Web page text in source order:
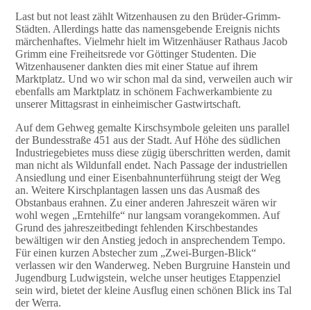
Last but not least zählt Witzenhausen zu den Brüder-Grimm-
Städten. Allerdings hatte das namensgebende Ereignis nichts
märchenhaftes. Vielmehr hielt im Witzenhäuser Rathaus Jacob
Grimm eine Freiheitsrede vor Göttinger Studenten. Die
Witzenhausener dankten dies mit einer Statue auf ihrem
Marktplatz. Und wo wir schon mal da sind, verweilen auch wir
ebenfalls am Marktplatz in schönem Fachwerkambiente zu
unserer Mittagsrast in einheimischer Gastwirtschaft.
Auf dem Gehweg gemalte Kirschsymbole geleiten uns parallel
der Bundesstraße 451 aus der Stadt. Auf Höhe des südlichen
Industriegebietes muss diese zügig überschritten werden, damit
man nicht als Wildunfall endet. Nach Passage der industriellen
Ansiedlung und einer Eisenbahnunterführung steigt der Weg
an. Weitere Kirschplantagen lassen uns das Ausmaß des
Obstanbaus erahnen. Zu einer anderen Jahreszeit wären wir
wohl wegen „Erntehilfe“ nur langsam vorangekommen. Auf
Grund des jahreszeitbedingt fehlenden Kirschbestandes
bewältigen wir den Anstieg jedoch in ansprechendem Tempo.
Für einen kurzen Abstecher zum „Zwei-Burgen-Blick“
verlassen wir den Wanderweg. Neben Burgruine Hanstein und
Jugendburg Ludwigstein, welche unser heutiges Etappenziel
sein wird, bietet der kleine Ausflug einen schönen Blick ins Tal
der Werra.